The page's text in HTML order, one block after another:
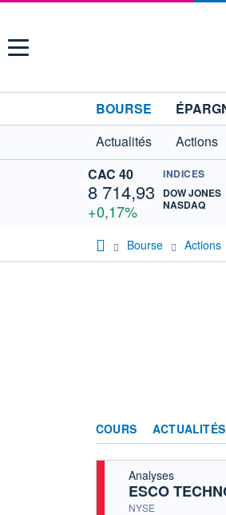
Menu
BOURSE
Actualités
Actions
CAC 40
8 714,93
+0,17%
INDICES
DOW JONES
NASDAQ
Bourse Actions
COURS ACTUALITÉS
Analyses
ESCO
NYSE